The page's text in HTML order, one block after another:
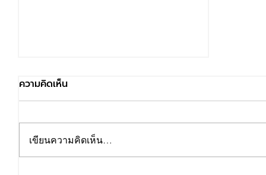
ความคิดเห็น
เขียนความคิดเห็น…